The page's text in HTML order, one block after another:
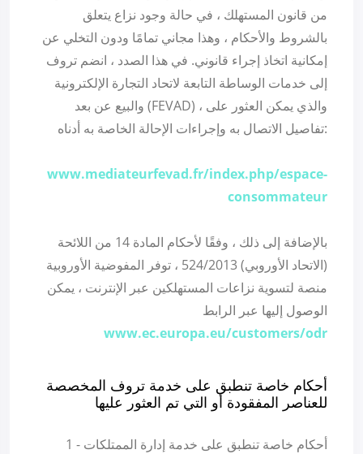
من قانون المستهلك ، في حالة وجود نزاع يتعلق
بالشروط والأحكام ، وهذا مجاني تمامًا ودون التخلي عن
إمكانية اتخاذ إجراء قانوني. في هذا الصدد ، انضم تروف
إلى خدمات الوساطة التابعة لاتحاد التجارة الإلكترونية
والبيع عن بعد (FEVAD) ، والذي يمكن العثور على
تفاصيل الاتصال به وإجراءات الإحالة الخاصة به أدناه:
www.mediateurfevad.fr/index.php/espace-
consommateur
بالإضافة إلى ذلك ، وفقًا لأحكام المادة 14 من اللائحة
(الاتحاد الأوروبي) 524/2013 ، توفر المفوضية الأوروبية
منصة لتسوية نزاعات المستهلكين عبر الإنترنت ، يمكن
الوصول إليها عبر الرابط
www.ec.europa.eu/customers/odr
أحكام خاصة تنطبق على خدمة تروف المخصصة
للعناصر المفقودة أو التي تم العثور عليها
1 - أحكام خاصة تنطبق على خدمة إدارة الممتلكات